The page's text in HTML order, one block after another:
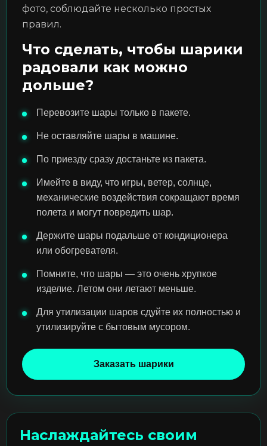
фото, соблюдайте несколько простых
правил.
Что сделать, чтобы шарики
радовали как можно
дольше?
Перевозите шары только в пакете.
Не оставляйте шары в машине.
По приезду сразу достаньте из пакета.
Имейте в виду, что игры, ветер, солнце,
механические воздействия сокращают время
полета и могут повредить шар.
Держите шары подальше от кондиционера
или обогревателя.
Помните, что шары — это очень хрупкое
изделие. Летом они летают меньше.
Для утилизации шаров сдуйте их полностью и
утилизируйте с бытовым мусором.
Заказать шарики
Наслаждайтесь своим